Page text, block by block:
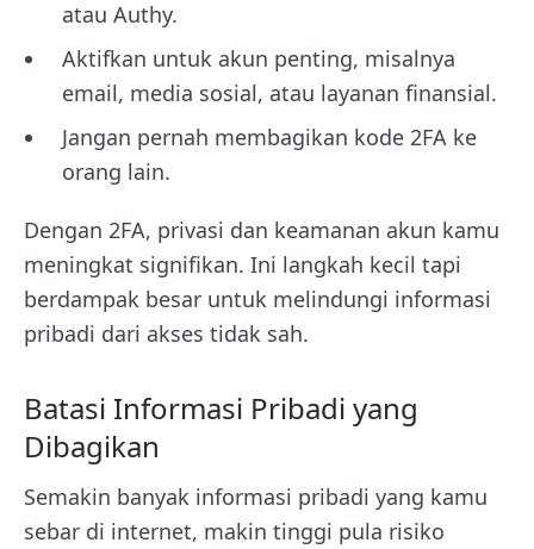
atau Authy.
Aktifkan untuk akun penting, misalnya
email, media sosial, atau layanan finansial.
Jangan pernah membagikan kode 2FA ke
orang lain.
Dengan 2FA, privasi dan keamanan akun kamu
meningkat signifikan. Ini langkah kecil tapi
berdampak besar untuk melindungi informasi
pribadi dari akses tidak sah.
Batasi Informasi Pribadi yang
Dibagikan
Semakin banyak informasi pribadi yang kamu
sebar di internet, makin tinggi pula risiko